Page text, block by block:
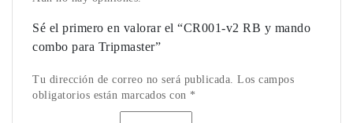
Sé el primero en valorar el “CR001-v2 RB y mando
combo para Tripmaster”
Tu dirección de correo no será publicada. Los campos
obligatorios están marcados con *